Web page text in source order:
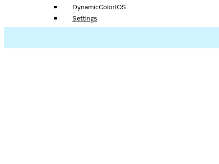
DynamicColorIOS
Settings